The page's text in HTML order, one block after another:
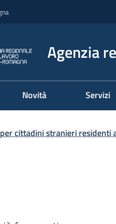
Agenzia
Novità Servizi
cittadini stranieri residenti